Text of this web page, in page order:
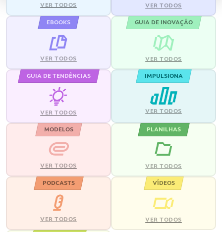
VER TODOS VER TODOS
EBOOKS
VER TODOS
GUIA DE INOVAÇÃO
VER TODOS
GUIA DE TENDÊNCIAS
VER TODOS
IMPULSIONA
VER TODOS
MODELOS
VER TODOS
PLANILHAS
VER TODOS
PODCASTS
VER TODOS
VÍDEOS
VER TODOS